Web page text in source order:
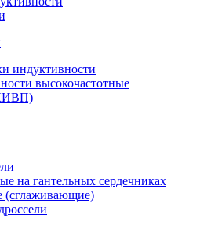
индуктивности
высокочастотные
на гантельных сердечниках
(сглаживающие)